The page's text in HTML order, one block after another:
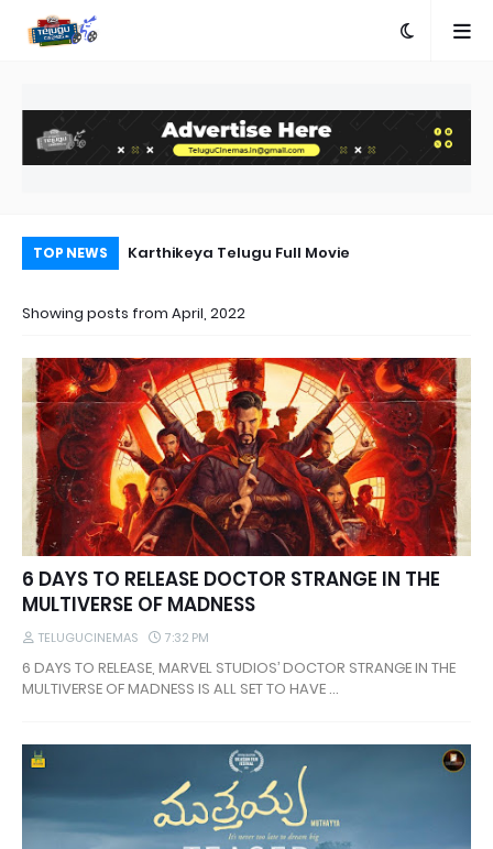
TOP NEWS
Telugu Karthikeya Telugu Full Movie
Showing posts from April, 2022
6 DAYS TO RELEASE DOCTOR STRANGE IN THE
MULTIVERSE OF MADNESS
TELUGUCINEMAS 7:32 PM
6 DAYS TO RELEASE, MARVEL STUDIOS’ DOCTOR STRANGE IN THE
MULTIVERSE OF MADNESS IS ALL SET TO HAVE …